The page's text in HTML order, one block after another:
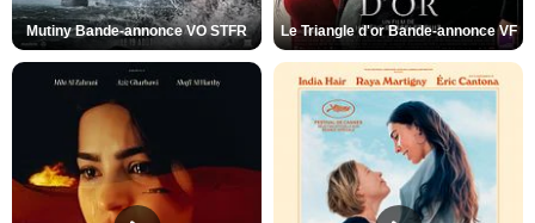
Mutiny Bande-annonce VO STFR Le Triangle d'or Bande-annonce VF